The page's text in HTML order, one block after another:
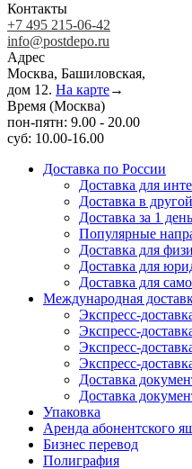
Контакты
+7 495 215-06-42
info@postdepo.ru
Адрес
Москва, Башиловская,
дом 12. На карте→
Время (Москва)
пон-пятн: 9.00 - 20.00
суб: 10.00-16.00
Доставка по России
Доставка для
Доставка в
Доставка за 1 день
Популярные
Доставка для
Доставка для
Доставка для
Международная
Экспресс-
Экспресс-
Экспресс-
Экспресс-
Доставка
Доставка
Упаковка
Аренда абонентского
Бизнес перевод
Полиграфия